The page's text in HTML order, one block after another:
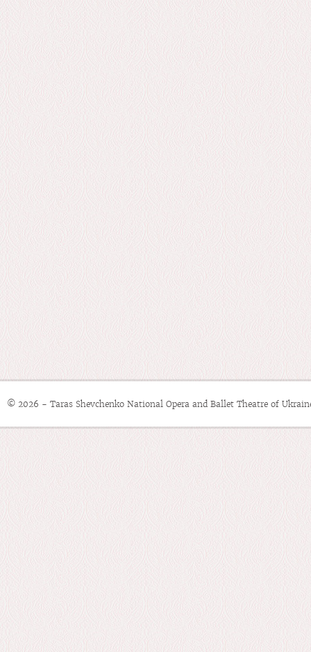
© 2026 - Taras Shevchenko National Opera and Ballet Theatre of